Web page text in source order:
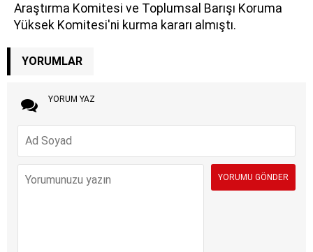
Araştırma Komitesi ve Toplumsal Barışı Koruma
Yüksek Komitesi'ni kurma kararı almıştı.
YORUMLAR
YORUM YAZ